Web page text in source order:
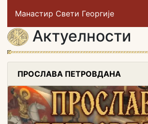
Манастир Свети Георгије
Актуелности
ПРОСЛАВА ПЕТРОВДАНА